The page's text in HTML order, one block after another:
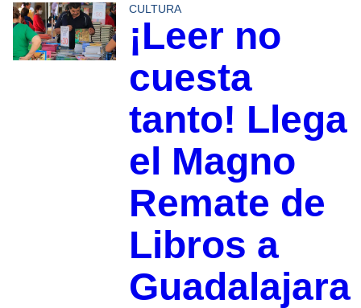
CULTURA
¡Leer no
cuesta
tanto! Llega
el Magno
Remate de
Libros a
Guadalajara